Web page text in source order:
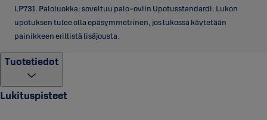
LP731. Paloluokka: soveltuu palo-oviin Upotusstandardi: Lukon
upotuksen tulee olla epäsymmetrinen, jos lukossa käytetään
painikkeen erillistä lisäjousta.
Tuotetiedot
Lukituspisteet